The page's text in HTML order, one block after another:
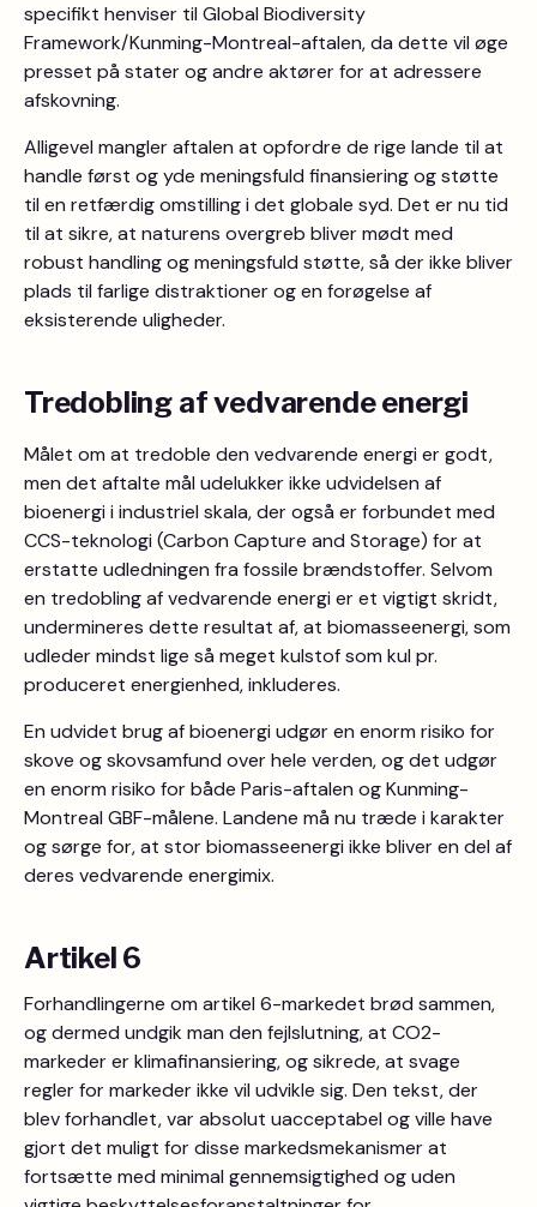
specifikt henviser til Global Biodiversity
Framework/Kunming-Montreal-aftalen, da dette vil øge
presset på stater og andre aktører for at adressere
afskovning.
Alligevel mangler aftalen at opfordre de rige lande til at
handle først og yde meningsfuld finansiering og støtte
til en retfærdig omstilling i det globale syd. Det er nu tid
til at sikre, at naturens overgreb bliver mødt med
robust handling og meningsfuld støtte, så der ikke bliver
plads til farlige distraktioner og en forøgelse af
eksisterende uligheder.
Tredobling af vedvarende energi
Målet om at tredoble den vedvarende energi er godt,
men det aftalte mål udelukker ikke udvidelsen af
bioenergi i industriel skala, der også er forbundet med
CCS-teknologi (Carbon Capture and Storage) for at
erstatte udledningen fra fossile brændstoffer. Selvom
en tredobling af vedvarende energi er et vigtigt skridt,
undermineres dette resultat af, at biomasseenergi, som
udleder mindst lige så meget kulstof som kul pr.
produceret energienhed, inkluderes.
En udvidet brug af bioenergi udgør en enorm risiko for
skove og skovsamfund over hele verden, og det udgør
en enorm risiko for både Paris-aftalen og Kunming-
Montreal GBF-målene. Landene må nu træde i karakter
og sørge for, at stor biomasseenergi ikke bliver en del af
deres vedvarende energimix.
Artikel 6
Forhandlingerne om artikel 6-markedet brød sammen,
og dermed undgik man den fejlslutning, at CO2-
markeder er klimafinansiering, og sikrede, at svage
regler for markeder ikke vil udvikle sig. Den tekst, der
blev forhandlet, var absolut uacceptabel og ville have
gjort det muligt for disse markedsmekanismer at
fortsætte med minimal gennemsigtighed og uden